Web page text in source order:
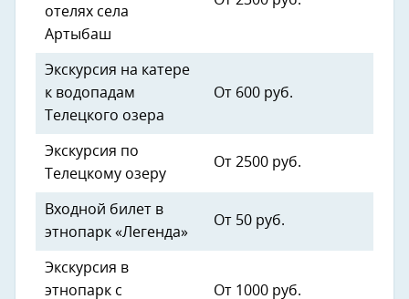
отелях села
Артыбаш
Экскурсия на катере
к водопадам
Телецкого озера
От 600 руб.
Экскурсия по
Телецкому озеру
От 2500 руб.
Входной билет в
этнопарк «Легенда»
От 50 руб.
Экскурсия в
этнопарк с
От 1000 руб.